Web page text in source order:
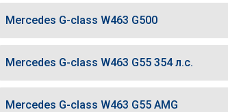
Mercedes G-class W463 G500
Mercedes G-class W463 G55 354 л.с.
Mercedes G-class W463 G55 AMG